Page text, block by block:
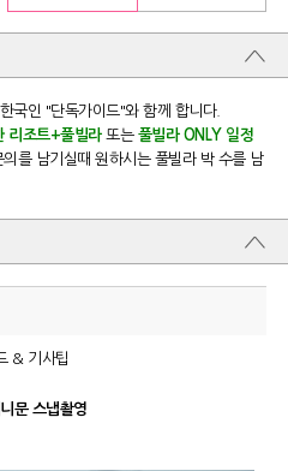
국인 "단독가이드"와 함께 합니다.
리조트+풀빌라또는 풀빌라 ONLY 일정
를 남기실때 원하시는 풀빌라 박 수를 남
& 기사팁
문 스냅촬영